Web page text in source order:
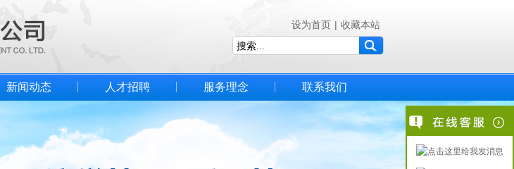
设为首页 | 收藏本站
新闻动态 人才招聘 服务理念 联系我们